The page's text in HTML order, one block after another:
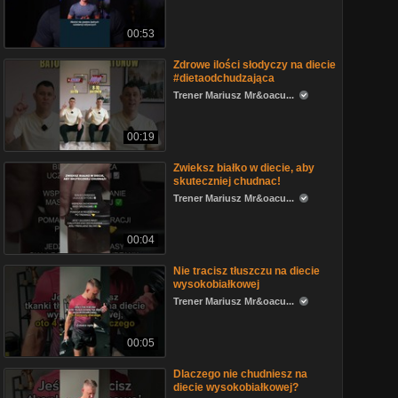
00:53
00:19
Zdrowe ilości słodyczy na diecie
#dietaodchudzająca
Trener Mariusz Mr&oacu...
00:04
Zwieksz białko w diecie, aby
skuteczniej chudnac!
Trener Mariusz Mr&oacu...
00:05
Nie tracisz tłuszczu na diecie
wysokobiałkowej
Trener Mariusz Mr&oacu...
Dlaczego nie chudniesz na
diecie wysokobiałkowej?